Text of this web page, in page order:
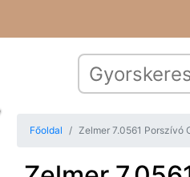
Főoldal Zelmer 7.0561 Porszívó